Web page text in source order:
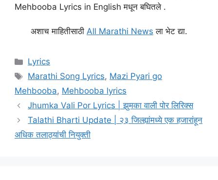
Mehbooba Lyrics in English मधून बघितले .
अशाच माहितीसाठी All Marathi News ला भेट द्या.
Categories
Lyrics
Tags
Marathi Song Lyrics, Mazi Pyari go
Mehbooba, Mehbooba lyrics
Jhumka Vali Por Lyrics | झुमका वाली पोर लिरिक्स
Talathi Bharti Update | २३ जिल्ह्यांमध्ये एक हजारांहून
अधिक तलाठ्यांची नियुक्ती